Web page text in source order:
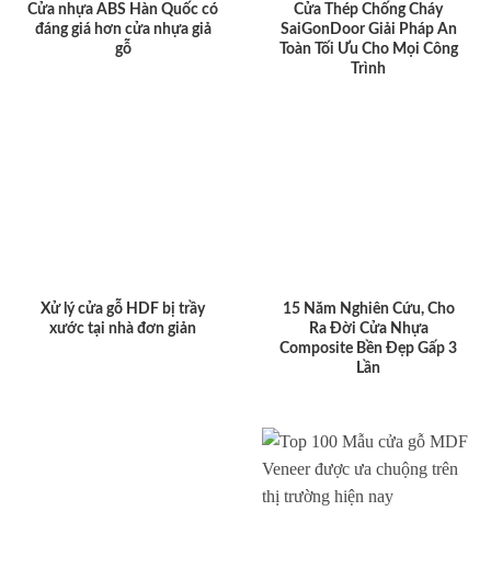
Cửa nhựa ABS Hàn Quốc có
đáng giá hơn cửa nhựa giả
gỗ
Cửa Thép Chống Cháy
SaiGonDoor Giải Pháp An
Toàn Tối Ưu Cho Mọi Công
Trình
Xử lý cửa gỗ HDF bị trầy
xước tại nhà đơn giản
15 Năm Nghiên Cứu, Cho
Ra Đời Cửa Nhựa
Composite Bền Đẹp Gấp 3
Lần